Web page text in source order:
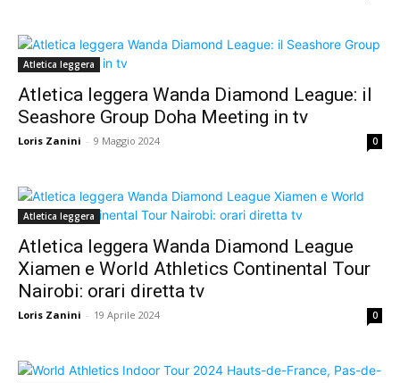
Atletica leggera
Atletica leggera Wanda Diamond League: il
Seashore Group Doha Meeting in tv
Loris Zanini - 9 Maggio 2024 0
Atletica leggera
Atletica leggera Wanda Diamond League
Xiamen e World Athletics Continental Tour
Nairobi: orari diretta tv
Loris Zanini - 19 Aprile 2024 0